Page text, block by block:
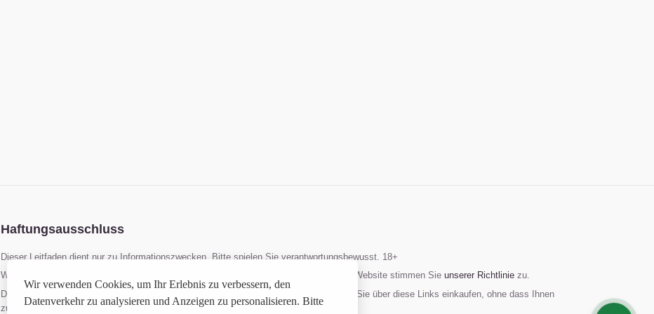
Haftungsausschluss
Dieser Leitfaden dient nur zu Informationszwecken. Bitte spielen Sie verantwortungsbewusst. 18+
Wir verwenden Cookies, um Ihr Erlebnis zu verbessern. Durch die weitere Nutzung der Website stimmen Sie unserer Richtliniezu.
Diese Website enthält Affiliate-Links. Wir erhalten möglicherweise eine Provision, wenn Sie über diese Links einkaufen, ohne dass Ihnen
zusätzliche Kosten entstehen.
Wir verwenden Cookies, um Ihr Erlebnis zu verbessern, den
Datenverkehr zu analysieren und Anzeigen zu personalisieren. Bitte